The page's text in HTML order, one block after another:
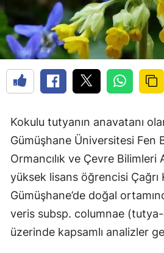
Kokulu tutyanın anavatanı
Gümüşhane Üniversitesi Fen
Ormancılık ve Çevre Bilimleri
yüksek lisans öğrencisi Çağrı
Gümüşhane’de doğal
veris subsp. columnae
üzerinde kapsamlı analizler